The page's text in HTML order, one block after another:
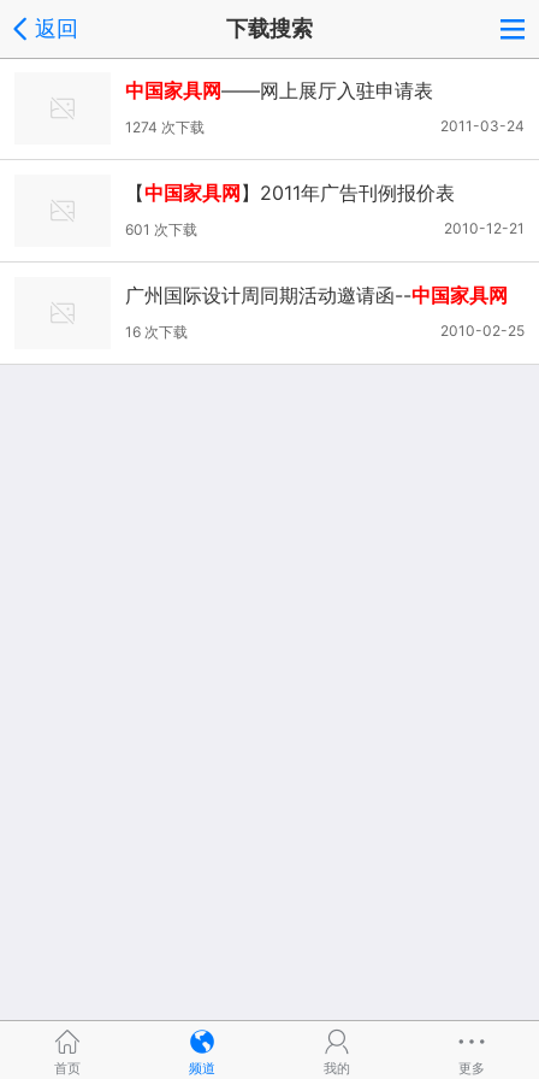
返回 下载搜索
中国家具网——网上展厅入驻申请表
2011-03-24
1274 次下载
【中国家具网 】2011年广告刊例报价表
2010-12-21
601 次下载
广州国际设计周同期活动邀请函--中国家具网
2010-02-25
16 次下载
首页 频道 我的 更多